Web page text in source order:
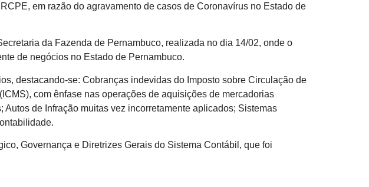
em razão do agravamento de casos de Coronavírus no Estado de
da Fazenda de Pernambuco, realizada no dia 14/02, onde o
de negócios no Estado de Pernambuco.
destacando-se: Cobranças indevidas do Imposto sobre Circulação de
com ênfase nas operações de aquisições de mercadorias
de Infração muitas vez incorretamente aplicados; Sistemas
Governança e Diretrizes Gerais do Sistema Contábil, que foi